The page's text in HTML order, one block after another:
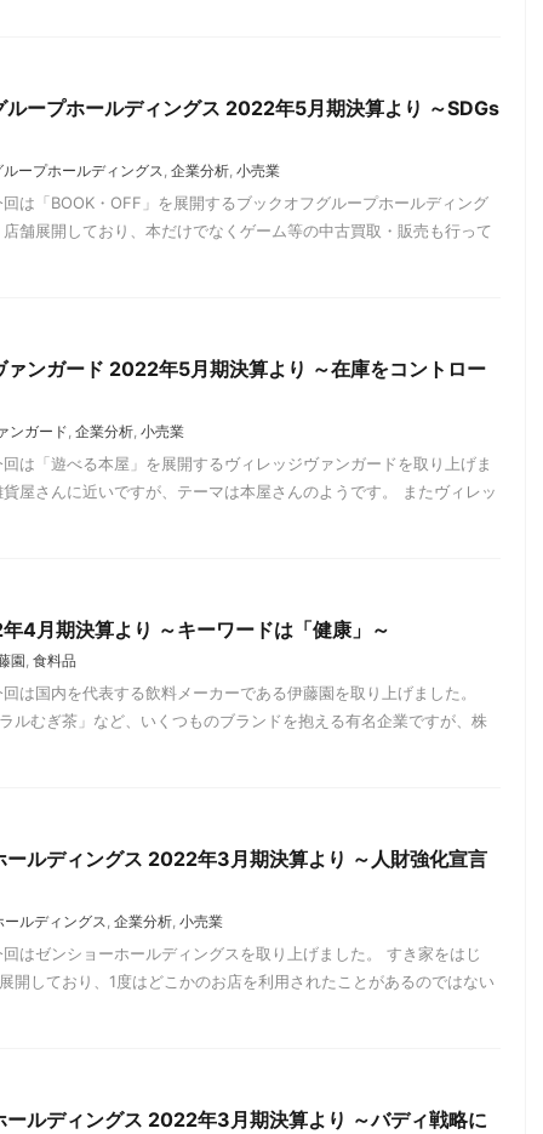
ループホールディングス 2022年5月期決算より ～SDGs
ープホールディングス, 企業分析, 小売業
は「BOOK・OFF」を展開するブックオフグループホールディング
舗展開しており、本だけでなくゲーム等の中古買取・販売も行って
ァンガード 2022年5月期決算より ～在庫をコントロー
ンガード, 企業分析, 小売業
は「遊べる本屋」を展開するヴィレッジヴァンガードを取り上げま
屋さんに近いですが、テーマは本屋さんのようです。 またヴィレッ
4月期決算より ～キーワードは「健康」～
園, 食料品
は国内を代表する飲料メーカーである伊藤園を取り上げました。
ルむぎ茶」など、いくつものブランドを抱える有名企業ですが、株
ールディングス 2022年3月期決算より ～人財強化宣言
ルディングス, 企業分析, 小売業
はゼンショーホールディングスを取り上げました。 すき家をはじ
開しており、1度はどこかのお店を利用されたことがあるのではない
ールディングス 2022年3月期決算より ～バディ戦略に